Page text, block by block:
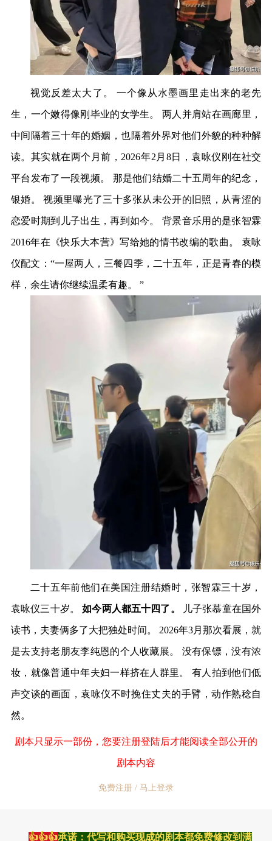
视觉反差太大了。 一个像从水墨画里走出来的老先
生，一个嫩得像刚毕业的女学生。 两人并肩站在画廊里，
中间隔着三十年的婚姻，也隔着外界对他们外貌的种种解
读。其实就在两个月前，2026年2月8日，袁咏仪刚在社交
平台发布了一段视频。 那是他们结婚二十五周年的纪念，
银婚。 视频里曝光了三十多张从未公开的旧照，从青涩的
恋爱时期到儿子出生，再到如今。 背景音乐用的是张智霖
2016年在《快乐大本营》写给她的情书改编的歌曲。 袁咏
仪配文：“一屋两人，三餐四季，二十五年，正是青春的模
样，余生请你继续温柔有趣。 ”
二十五年前他们在美国注册结婚时，张智霖三十岁，
袁咏仪三十岁。如今两人都五十四了。 儿子张慕童在国外
读书，夫妻俩多了大把独处时间。 2026年3月那次看展，就
是去支持老朋友李纯恩的个人收藏展。 没有保镖，没有浓
妆，就像普通中年夫妇一样挤在人群里。 有人拍到他们低
声交谈的画面，袁咏仪不时挽住丈夫的手臂，动作熟稔自
然。
剧本只显示一部份，您要注册登陆后才能阅读全部公开的
剧本内容
免费注册 / 马上登录
👍👍👍承诺：代写和购买现成的剧本都免费修改到满